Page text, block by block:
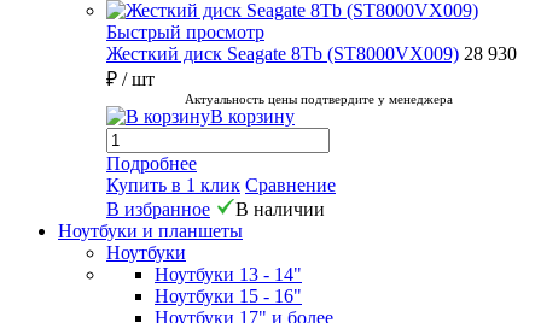
Быстрый просмотр
Жесткий диск Seagate 8Tb (ST8000VX009) 28 930
₽ / шт
Актуальность цены подтвердите у менеджера
В корзину
Подробнее
Купить в 1 клик Сравнение
В избранное
В наличии
Ноутбуки и планшеты
Ноутбуки
Ноутбуки 13 - 14"
Ноутбуки 15 - 16"
Ноутбуки 17" и более